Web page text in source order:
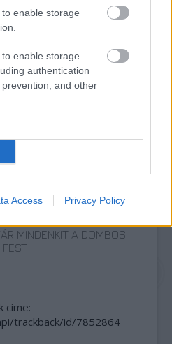
enable storage
enable storage
authentication
and other
Access Privacy Policy
MINDENKIT A DOMBOS
FEST
címe:
trackback/id/7852864